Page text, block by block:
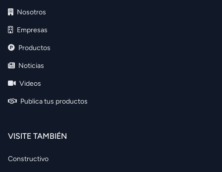
Nosotros
Empresas
Productos
Noticias
Videos
Publica tus productos
VISITE TAMBIÉN
Constructivo